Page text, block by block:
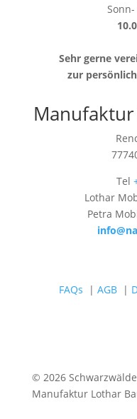
Sehr gerne
zur
Tel
Lothar
Petra
FAQs | AGB|
© 2026
Manufaktur Lothar